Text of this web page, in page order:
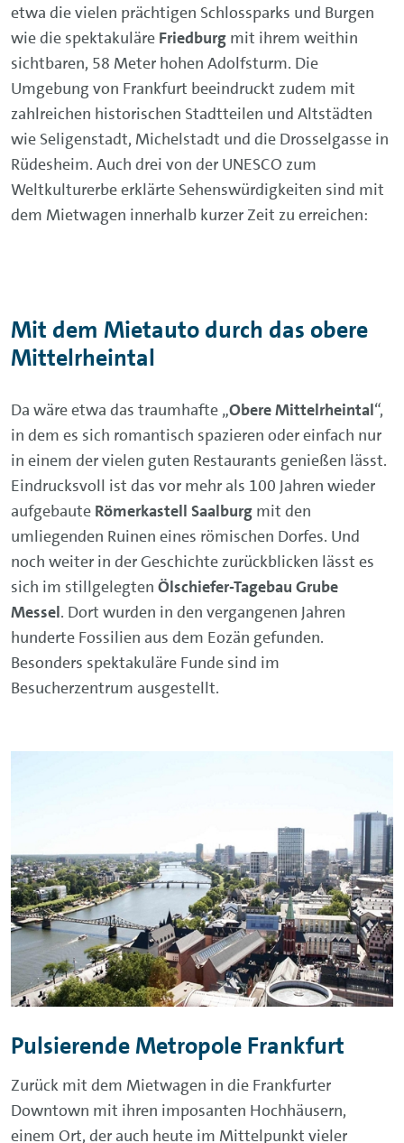
etwa die vielen prächtigen Schlossparks und Burgen
wie die spektakuläre Friedburg mit ihrem weithin
sichtbaren, 58 Meter hohen Adolfsturm. Die
Umgebung von Frankfurt beeindruckt zudem mit
zahlreichen historischen Stadtteilen und Altstädten
wie Seligenstadt, Michelstadt und die Drosselgasse in
Rüdesheim. Auch drei von der UNESCO zum
Weltkulturerbe erklärte Sehenswürdigkeiten sind mit
dem Mietwagen innerhalb kurzer Zeit zu erreichen:
Mit dem Mietauto durch das obere
Mittelrheintal
Da wäre etwa das traumhafte „Obere Mittelrheintal“,
in dem es sich romantisch spazieren oder einfach nur
in einem der vielen guten Restaurants genießen lässt.
Eindrucksvoll ist das vor mehr als 100 Jahren wieder
aufgebaute Römerkastell Saalburg mit den
umliegenden Ruinen eines römischen Dorfes. Und
noch weiter in der Geschichte zurückblicken lässt es
sich im stillgelegten Ölschiefer-Tagebau Grube
Messel. Dort wurden in den vergangenen Jahren
hunderte Fossilien aus dem Eozän gefunden.
Besonders spektakuläre Funde sind im
Besucherzentrum ausgestellt.
Pulsierende Metropole Frankfurt
Zurück mit dem Mietwagen in die Frankfurter
Downtown mit ihren imposanten Hochhäusern,
einem Ort, der auch heute im Mittelpunkt vieler